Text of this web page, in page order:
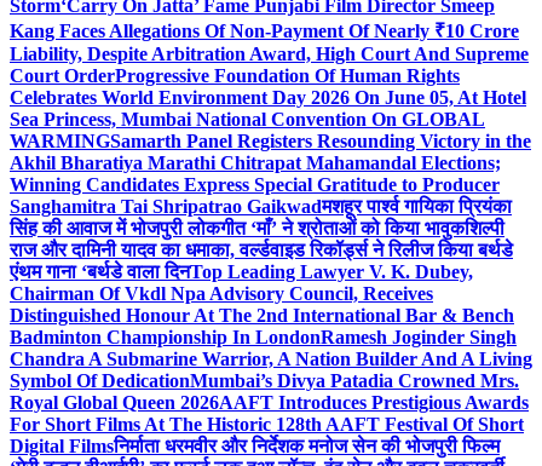
Storm‘Carry On Jatta’ Fame Punjabi Film Director Smeep
Kang Faces Allegations Of Non-Payment Of Nearly ₹10 Crore
Liability, Despite Arbitration Award, High Court And Supreme
Court OrderProgressive Foundation Of Human Rights
Celebrates World Environment Day 2026 On June 05, At Hotel
Sea Princess, Mumbai National Convention On GLOBAL
WARMINGSamarth Panel Registers Resounding Victory in the
Akhil Bharatiya Marathi Chitrapat Mahamandal Elections;
Winning Candidates Express Special Gratitude to Producer
Sanghamitra Tai Shripatrao Gaikwadमशहूर पार्श्व गायिका प्रियंका
सिंह की आवाज में भोजपुरी लोकगीत ‘माँ’ ने श्रोताओं को किया भावुकशिल्पी
राज और दामिनी यादव का धमाका, वर्ल्डवाइड रिकॉर्ड्स ने रिलीज किया बर्थडे
एंथम गाना ‘बर्थडे वाला दिनTop Leading Lawyer V. K. Dubey,
Chairman Of Vkdl Npa Advisory Council, Receives
Distinguished Honour At The 2nd International Bar & Bench
Badminton Championship In LondonRamesh Joginder Singh
Chandra A Submarine Warrior, A Nation Builder And A Living
Symbol Of DedicationMumbai’s Divya Patadia Crowned Mrs.
Royal Global Queen 2026AAFT Introduces Prestigious Awards
For Short Films At The Historic 128th AAFT Festival Of Short
Digital Filmsनिर्माता धरमवीर और निर्देशक मनोज सेन की भोजपुरी फिल्म